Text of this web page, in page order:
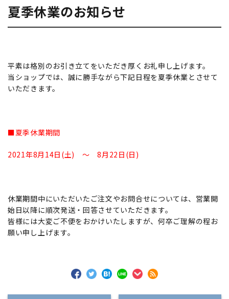
夏季休業のお知らせ
平素は格別のお引き立てをいただき厚くお礼申し上げます。
当ショップでは、誠に勝手ながら下記日程を夏季休業とさせて
いただきます。
■夏季休業期間
2021年8月14日(土) ～ 8月22日(日)
休業期間中にいただいたご注文やお問合せについては、営業開
始日以降に順次発送・回答させていただきます。
皆様には大変ご不便をおかけいたしますが、何卒ご理解の程お
願い申し上げます。